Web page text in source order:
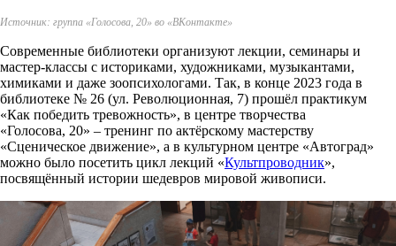
Источник: группа «Голосова, 20» во «ВКонтакте»
Современные библиотеки организуют лекции, семинары и
мастер-классы с историками, художниками, музыкантами,
химиками и даже зоопсихологами. Так, в конце 2023 года в
библиотеке № 26 (ул. Революционная, 7) прошёл практикум
«Как победить тревожность», в центре творчества
«Голосова, 20» – тренинг по актёрскому мастерству
«Сценическое движение», а в культурном центре «Автоград»
можно было посетить цикл лекций «Культпроводник»,
посвящённый истории шедевров мировой живописи.